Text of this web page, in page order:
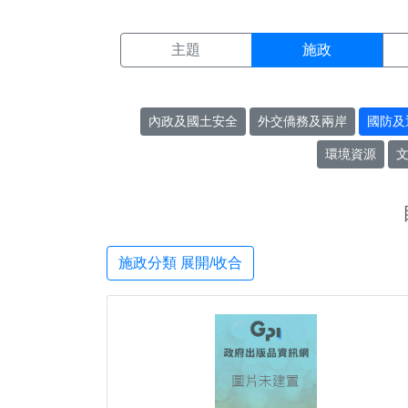
主題 施政
內政及國土安全 外交僑務及兩岸 國防
環境資源
施政分類 展開/收合